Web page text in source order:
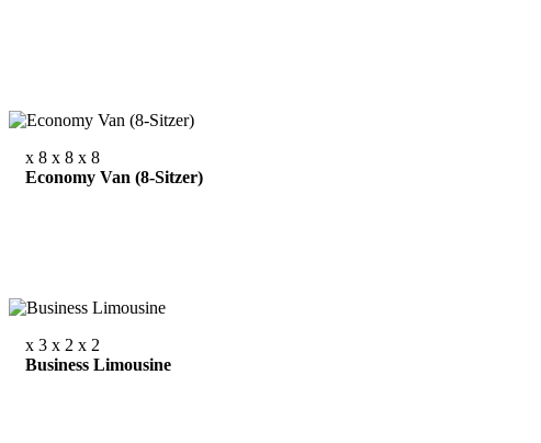
x 8 x 8 x 8
Economy Van (8-Sitzer)
x 3 x 2 x 2
Business Limousine